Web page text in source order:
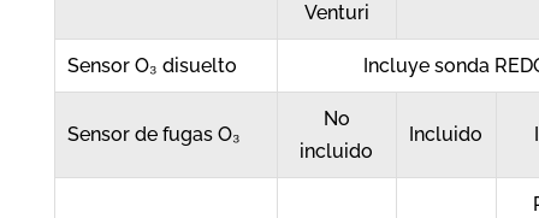
Venturi
Sensor O₃ disuelto Incluye sonda
Sensor de fugas O₃
No
incluido
Incluido